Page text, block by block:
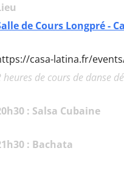
de Cours Longpré -
casa-latina.fr/
heures de cours de danse
: Salsa Cubaine
: Bachata